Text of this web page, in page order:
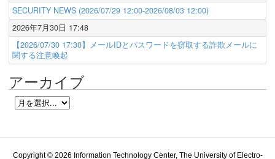
SECURITY NEWS (2026/07/29 12:00-2026/08/03 12:00)
2026年7月30日 17:48
【2026/07/30 17:30】メールIDとパスワードを窃取する詐欺メールに
関する注意喚起
アーカイブ
Copyright © 2026 Information Technology Center, The University of Electro-